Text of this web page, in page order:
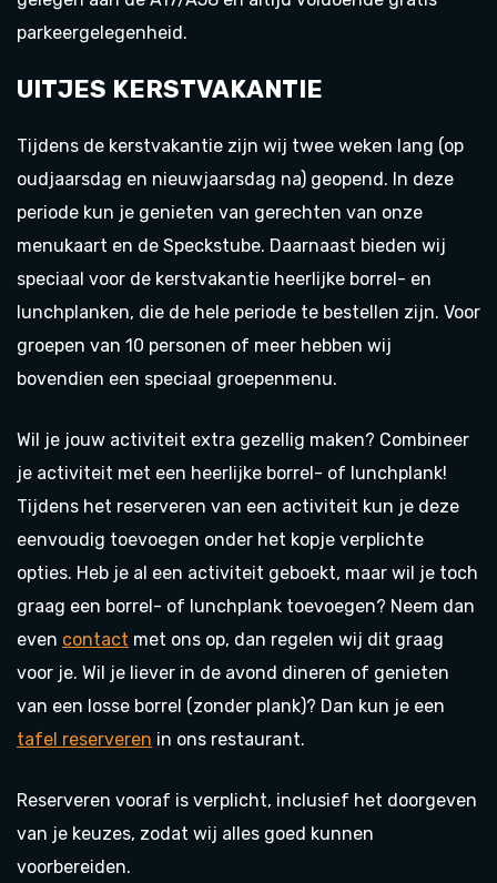
parkeergelegenheid.
UITJES KERSTVAKANTIE
Tijdens de kerstvakantie zijn wij twee weken lang (op
oudjaarsdag en nieuwjaarsdag na) geopend. In deze
periode kun je genieten van gerechten van onze
menukaart en de Speckstube. Daarnaast bieden wij
speciaal voor de kerstvakantie heerlijke borrel- en
lunchplanken, die de hele periode te bestellen zijn. Voor
groepen van 10 personen of meer hebben wij
bovendien een speciaal groepenmenu.
Wil je jouw activiteit extra gezellig maken? Combineer
je activiteit met een heerlijke borrel- of lunchplank!
Tijdens het reserveren van een activiteit kun je deze
eenvoudig toevoegen onder het kopje verplichte
opties. Heb je al een activiteit geboekt, maar wil je toch
graag een borrel- of lunchplank toevoegen? Neem dan
even contact met ons op, dan regelen wij dit graag
voor je. Wil je liever in de avond dineren of genieten
van een losse borrel (zonder plank)? Dan kun je een
tafel reserveren in ons restaurant.
Reserveren vooraf is verplicht, inclusief het doorgeven
van je keuzes, zodat wij alles goed kunnen
voorbereiden.